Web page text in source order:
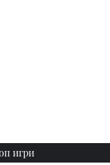
игри